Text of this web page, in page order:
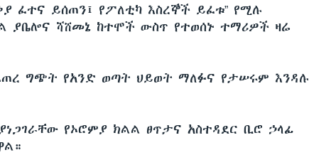
ፈተና ይሰጠን፤ የፖለቲካ እስረኞች ይፈቱ” የሚሉ
ያቤሎና ሻሸመኔ ከተሞች ውስጥ የተወሰኑ ተማሪዎች ዛሬ
ግጭት የአንድ ወጣት ህይወት ማለፉና የታሠሩም እንዳሉ
የኦሮምያ ክልል ፀጥታና አስተዳደር ቢሮ ኃላፊ